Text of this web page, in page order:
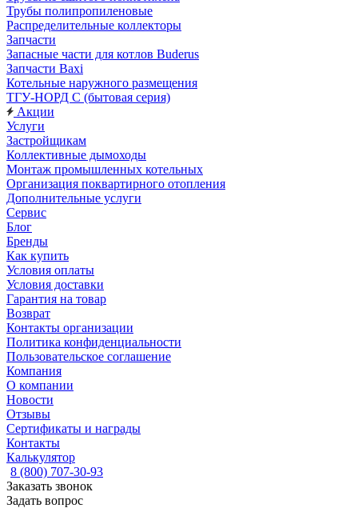
Трубы полипропиленовые
Распределительные коллекторы
Запчасти
Запасные части для котлов Buderus
Запчасти Baxi
Котельные наружного размещения
ТГУ-НОРД С (бытовая серия)
Акции
Услуги
Застройщикам
Коллективные дымоходы
Монтаж промышленных котельных
Организация поквартирного отопления
Дополнительные услуги
Сервис
Блог
Бренды
Как купить
Условия оплаты
Условия доставки
Гарантия на товар
Возврат
Контакты организации
Политика конфиденциальности
Пользовательское соглашение
Компания
О компании
Новости
Отзывы
Сертификаты и награды
Контакты
Калькулятор
8 (800) 707-30-93
Заказать звонок
Задать вопрос